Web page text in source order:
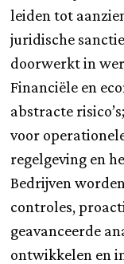
leiden tot
juridische
doorwerkt in
Financiële en
abstracte
voor
regelgeving en
Bedrijven
controles,
geavanceerde
ontwikkelen en